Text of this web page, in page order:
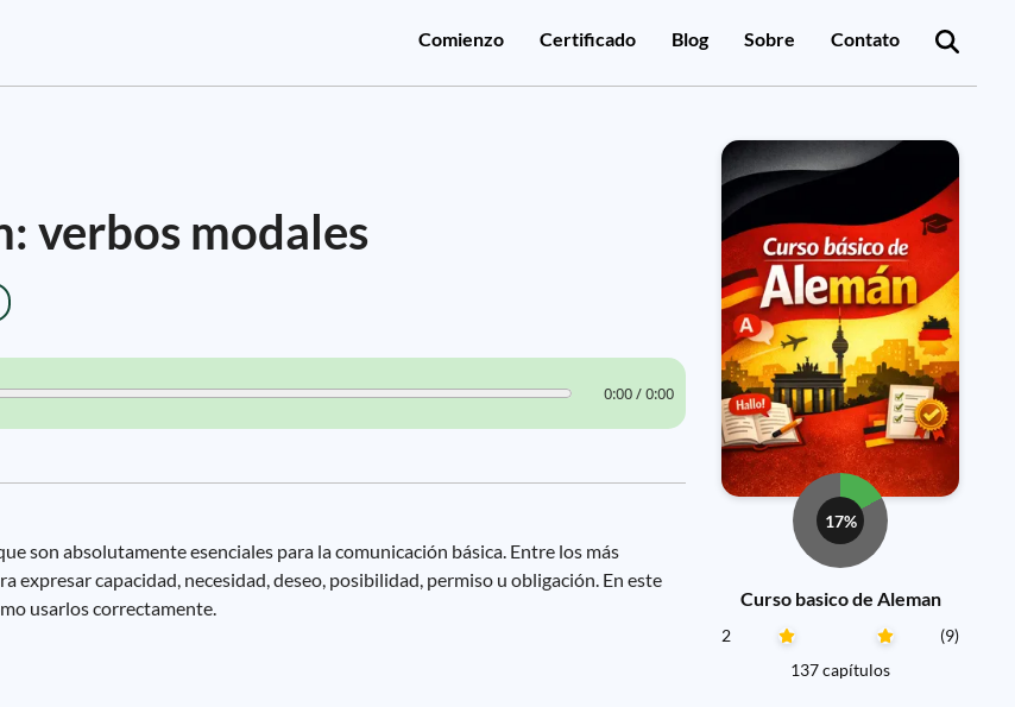
Comienzo Certificado Blog Sobre Contato
verbos modales
0:00 / 0:00
son absolutamente esenciales para la comunicación básica. Entre los más
capacidad, necesidad, deseo, posibilidad, permiso u obligación. En este
usarlos correctamente.
17%
Curso basico de Aleman
2
(9)
137 capítulos